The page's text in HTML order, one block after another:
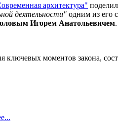
архитектура"
деятельности" одним из его
Игорем Анатольевичем
ключевых моментов закона,